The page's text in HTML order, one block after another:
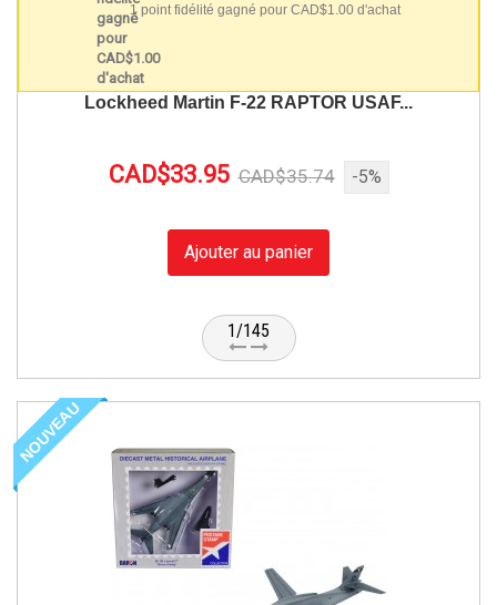
1 point fidélité gagné pour CAD$1.00 d'achat
Lockheed Martin F-22 RAPTOR USAF...
CAD$33.95 CAD$35.74 -5%
Ajouter au panier
1/145
NOUVEAU